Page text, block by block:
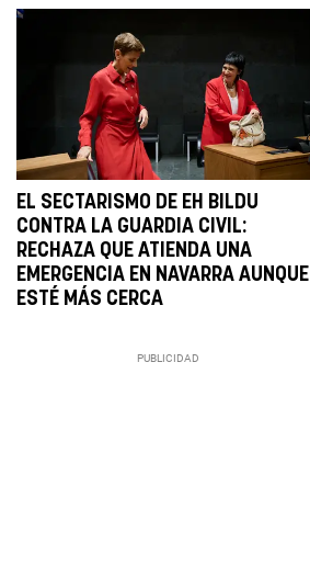
EL SECTARISMO DE EH BILDU
CONTRA LA GUARDIA CIVIL:
RECHAZA QUE ATIENDA UNA
EMERGENCIA EN NAVARRA AUNQUE
ESTÉ MÁS CERCA